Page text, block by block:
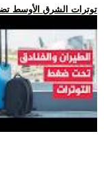
.. توترات الشرق الأوسط